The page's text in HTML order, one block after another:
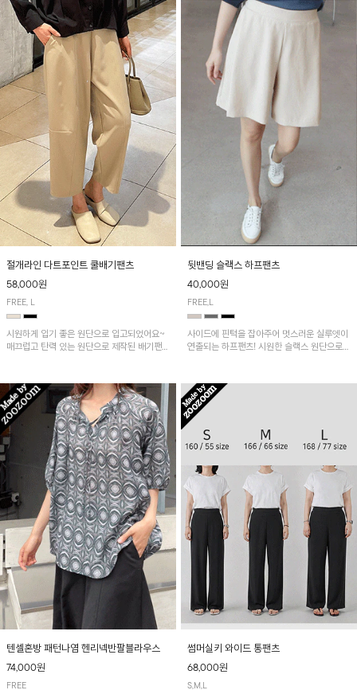
절개라인 다트포인트 쿨배기팬츠
58,000원
FREE, L
시원하게 입기 좋은 원단으로 입고되었어요~
매끄럽고 탄력 있는 원단으로 제작된 배기팬츠
뒷밴딩 슬랙스 하프팬츠
40,000원
FREE,L
사이드에 핀턱을 잡아주어 멋스러운 실루엣이
연출되는 하프팬츠! 시원한 슬랙스 원단으로
텐셀혼방 패턴나염 헨리넥반팔블라우스
74,000원
FREE
썸머실키 와이드 통팬츠
68,000원
S,M,L